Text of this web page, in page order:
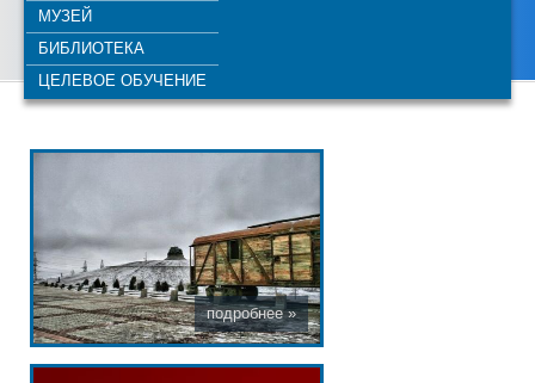
МУЗЕЙ
БИБЛИОТЕКА
ЦЕЛЕВОЕ ОБУЧЕНИЕ